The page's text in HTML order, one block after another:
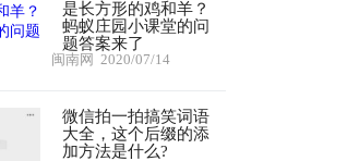
是长方形的鸡和羊？
蚂蚁庄园小课堂的问
题答案来了
闽南网 2020/07/14
微信拍一拍搞笑词语
大全，这个后缀的添
加方法是什么?